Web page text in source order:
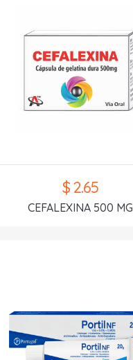
$ 2.65
CEFALEXINA 500 MG